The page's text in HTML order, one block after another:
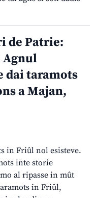
de Patrie:
Agnul
dai taramots
a Majan,
in Friûl nol esisteve.
inte storie
al ripasse in mût
in Friûl,